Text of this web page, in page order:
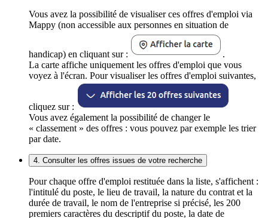
Vous avez la possibilité de visualiser ces offres d'emploi via
Mappy (non accessible aux personnes en situation de
handicap) en cliquant sur :
.
La carte affiche uniquement les offres d'emploi que vous
voyez à l'écran. Pour visualiser les offres d'emploi suivantes,
cliquez sur :
Vous avez également la possibilité de changer le
« classement » des offres : vous pouvez par exemple les trier
par date.
4. Consulter les offres issues de votre recherche
Pour chaque offre d'emploi restituée dans la liste, s'affichent :
l'intitulé du poste, le lieu de travail, la nature du contrat et la
durée de travail, le nom de l'entreprise si précisé, les 200
premiers caractères du descriptif du poste, la date de